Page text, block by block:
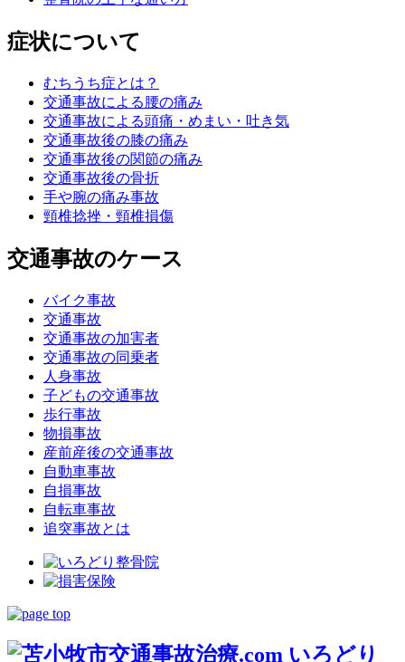
症状について
むちうち症とは？
交通事故による腰の痛み
交通事故による頭痛・めまい・吐き気
交通事故後の膝の痛み
交通事故後の関節の痛み
交通事故後の骨折
手や腕の痛み事故
頸椎捻挫・頸椎損傷
交通事故のケース
バイク事故
交通事故
交通事故の加害者
交通事故の同乗者
人身事故
子どもの交通事故
歩行事故
物損事故
産前産後の交通事故
自動車事故
自損事故
自転車事故
追突事故とは